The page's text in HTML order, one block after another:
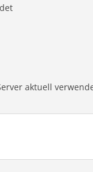
aktuell